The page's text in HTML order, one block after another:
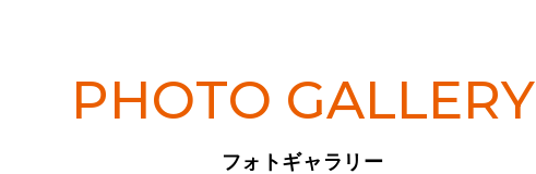
PHOTO GALLERY
フォトギャラリー